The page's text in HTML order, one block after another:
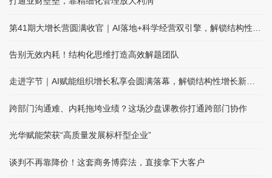
告别无效内耗！结构化思维打造高效解题团队
走进字节｜AI赋能组织增长私享会圆满落幕，解锁结构性增长新路径
跨部门沟通难、内耗拖垮业绩？这场沙盘课教你打通跨部门协作
光华赋能荣获“高质量发展标杆型企业”
谈判不再靠降价！这套商务博弈法，直接拿下大客户